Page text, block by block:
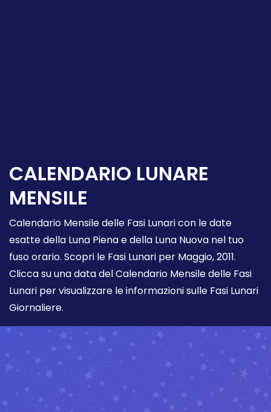
CALENDARIO LUNARE
MENSILE
Calendario Mensile delle Fasi Lunari con le date
esatte della Luna Piena e della Luna Nuova nel tuo
fuso orario. Scopri le Fasi Lunari per Maggio, 2011.
Clicca su una data del Calendario Mensile delle Fasi
Lunari per visualizzare le informazioni sulle Fasi Lunari
Giornaliere.